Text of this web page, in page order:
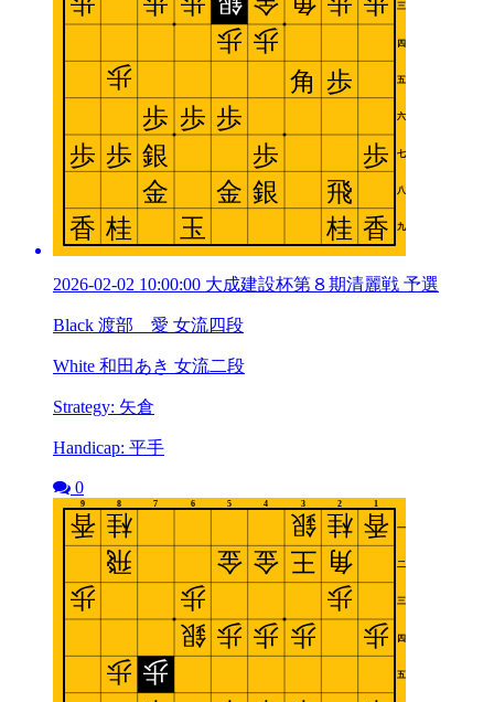
2026-02-02 10:00:00 大成建設杯第８期清麗戦 予選
Black 渡部 愛 女流四段
White 和田あき 女流二段
Strategy: 矢倉
Handicap: 平手
0